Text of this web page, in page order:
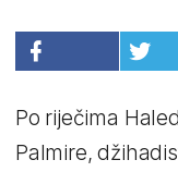
Po riječima
Palmire,